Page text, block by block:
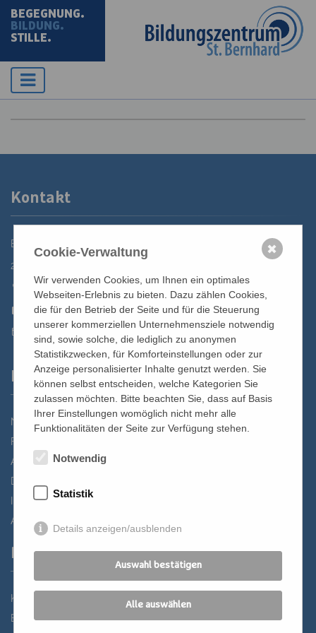
BEGEGNUNG.
BILDUNG.
STILLE.
Kontakt
Bildungszentrum St. Bernhard der Erzdiözese Wien
2700 Wiener Neustadt, Domplatz 1
02622 29131-5040
st.bernhard@edw.or.at
Links
Newsletter
Förderverein
Anreise
Datenschutz
Impressum
AGB
Partner
Katholisches Bildungswerk Wien
Bildung Regional
Cookie-Verwaltung
Wir verwenden Cookies, um Ihnen ein optimales
Webseiten-Erlebnis zu bieten. Dazu zählen Cookies,
die für den Betrieb der Seite und für die Steuerung
unserer kommerziellen Unternehmensziele notwendig
sind, sowie solche, die lediglich zu anonymen
Statistikzwecken, für Komforteinstellungen oder zur
Anzeige personalisierter Inhalte genutzt werden. Sie
können selbst entscheiden, welche Kategorien Sie
zulassen möchten. Bitte beachten Sie, dass auf Basis
Ihrer Einstellungen womöglich nicht mehr alle
Funktionalitäten der Seite zur Verfügung stehen.
Notwendig
Statistik
Details anzeigen/ausblenden
Auswahl bestätigen
Alle auswählen
✖